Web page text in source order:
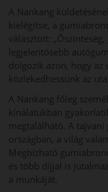
A Nankang
kielégítse, a
választott:
legjelentősebb
dolgozik azon, hogy
közlekedhessünk az
A Nankang főleg
kínálatukban
megtalálható. A
országban, a világ
Megbízható
és több díjjal is
a munkáját.